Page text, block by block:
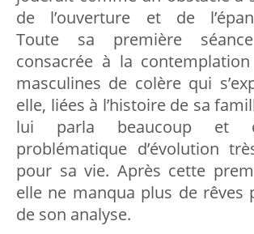
de l’ouverture et de
Toute sa première
consacrée à la
masculines de colère qui
elle, liées à l’histoire de sa
lui parla beaucoup et
problématique d’évolution
pour sa vie. Après cette
elle ne manqua plus de rêves
de son analyse.